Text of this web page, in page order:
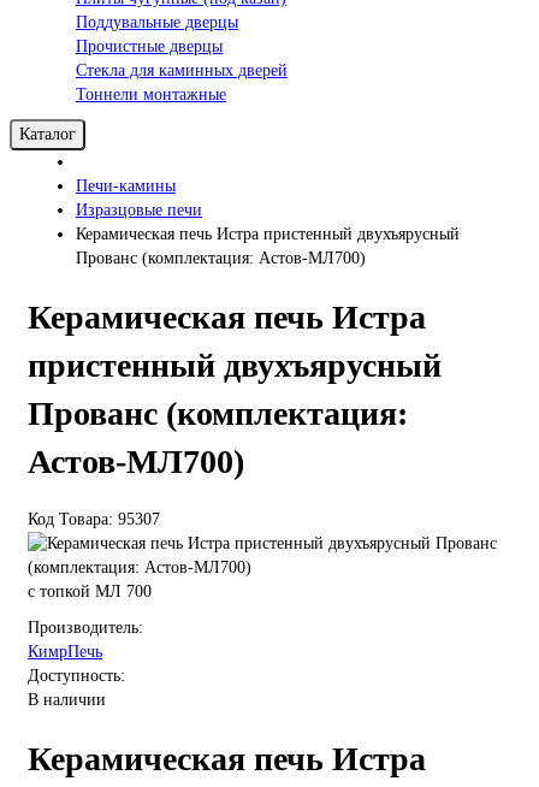
Поддувальные дверцы
Прочистные дверцы
Стекла для каминных дверей
Тоннели монтажные
Каталог
Печи-камины
Изразцовые печи
Керамическая печь Истра пристенный двухъярусный
Прованс (комплектация: Астов-МЛ700)
Керамическая печь Истра
пристенный двухъярусный
Прованс (комплектация:
Астов-МЛ700)
Код Товара: 95307
с топкой МЛ 700
Производитель:
КимрПечь
Доступность:
В наличии
Керамическая печь Истра